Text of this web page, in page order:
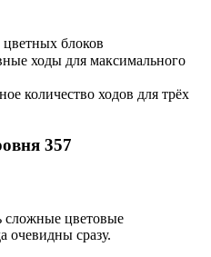
блоков
ходы для максимального
количество ходов для трёх
357
сложные цветовые
очевидны сразу.